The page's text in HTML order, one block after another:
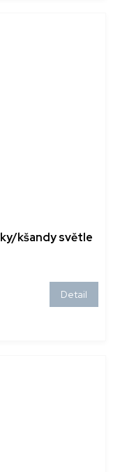
kšandy světle
Detail